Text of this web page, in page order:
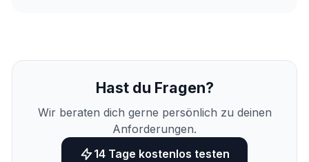
Hast du Fragen?
Wir beraten dich gerne persönlich zu deinen
Anforderungen.
14 Tage kostenlos testen